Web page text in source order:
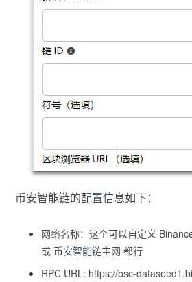
币安智能链的配置信息如下：
网络名称：这个可以自定义
或 币安智能链主网 都行
RPC URL: https://bsc-